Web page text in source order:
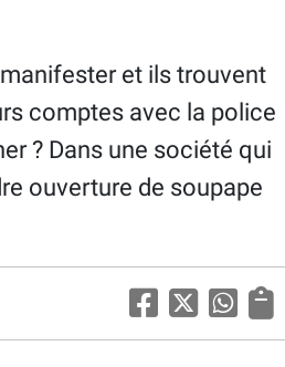
et ils trouvent
comptes avec la police
? Dans une société qui
ouverture de soupape